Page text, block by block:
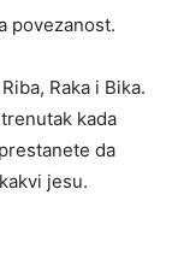
povezanost.
Raka i Bika.
kada
da
jesu.